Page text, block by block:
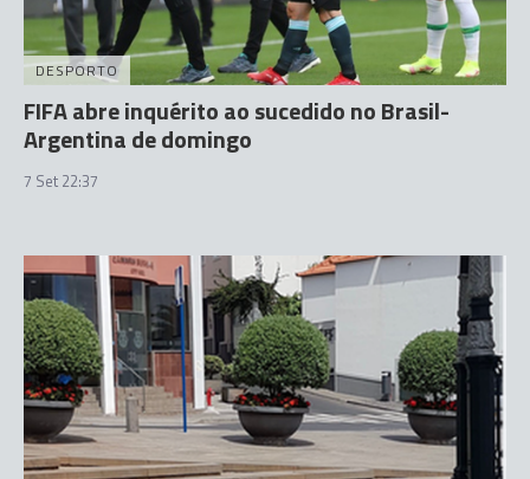
DESPORTO
FIFA abre inquérito ao sucedido no Brasil-
Argentina de domingo
7 Set 22:37